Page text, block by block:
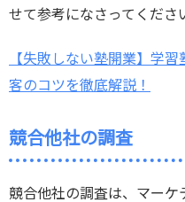
せて参考になさってくださ
【失敗しない塾開業】学
客のコツを徹底解説！
競合他社の調査
競合他社の調査は、マー